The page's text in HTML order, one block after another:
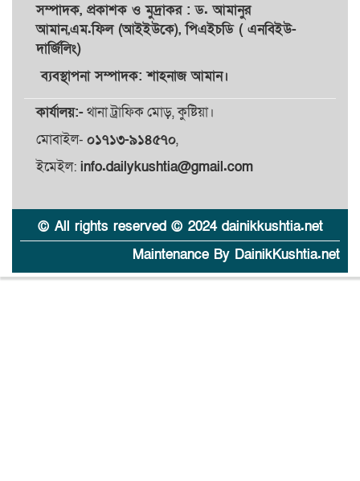
সম্পাদক, প্রকাশকওমুদ্রাকর: ড. আমানুর
আমান,এম.ফিল (আইইউকে), পিএইচডি ( এনবিইউ-
দার্জিলিং)
ব্যবস্থাপনা সম্পাদক: শাহনাজ আমান।
কার্যালয়:-থানা ট্রাফিক মোড়, কুষ্টিয়া।
মোবাইল- ০১৭১৩-৯১৪৫৭০,
ইমেইল: info.dailykushtia@gmail.com
© All rights reserved © 2024 dainikkushtia.net
Maintenance By DainikKushtia.net